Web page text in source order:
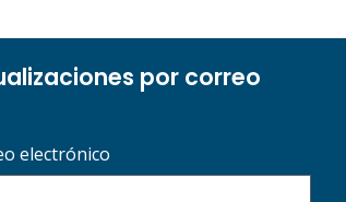
por correo
electrónico